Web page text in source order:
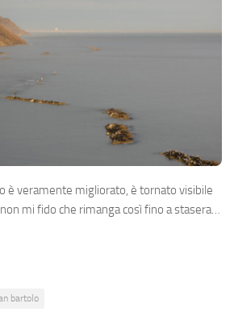
è veramente migliorato, è tornato visibile
mi fido che rimanga così fino a stasera…
bartolo